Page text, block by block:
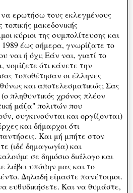
ερωτήσω τους εκλεγμένους
μακεδονικής
κύριοι της συμπολίτευσης και
έως σήμερα, γνωρίζατε το
ναι ή όχι; Εάν ναι, γιατί το
ότι κάνετε την
τοποθέτησαν οι έλληνες
και αποτελεσματικώς; Σας
πληθυντικός χρόνος πλέον
μάζα" πολιτών που
συγκινούνται και οργίζονται)
και δήμαρχοι ότι
Και μή μπήτε στον
(ιδέ δημαγωγία) και
σε δημόσιο διάλογο και
λάβει υπόψην μας και το
Δηλαδή είμαστε πανέτοιμοι.
ευθυδικήσετε. Και να θυμάστε,